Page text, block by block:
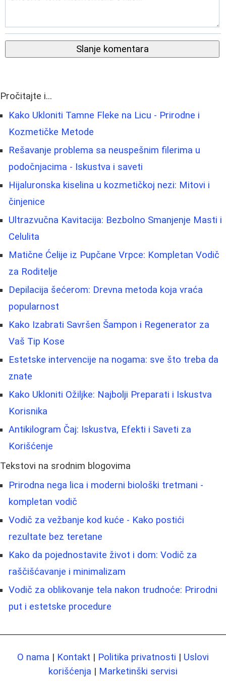
Slanje komentara
Pročitajte i...
Kako Ukloniti Tamne Fleke na Licu - Prirodne i
Kozmetičke Metode
Rešavanje problema sa neuspešnim filerima u
podočnjacima - Iskustva i saveti
Hijaluronska kiselina u kozmetičkoj nezi: Mitovi i
činjenice
Ultrazvučna Kavitacija: Bezbolno Smanjenje Masti i
Celulita
Matične Ćelije iz Pupčane Vrpce: Kompletan Vodič
za Roditelje
Depilacija šećerom: Drevna metoda koja vraća
popularnost
Kako Izabrati Savršen Šampon i Regenerator za
Vaš Tip Kose
Estetske intervencije na nogama: sve što treba da
znate
Kako Ukloniti Ožiljke: Najbolji Preparati i Iskustva
Korisnika
Antikilogram Čaj: Iskustva, Efekti i Saveti za
Korišćenje
Tekstovi na srodnim blogovima
Prirodna nega lica i moderni biološki tretmani -
kompletan vodič
Vodič za vežbanje kod kuće - Kako postići
rezultate bez teretane
Kako da pojednostavite život i dom: Vodič za
raščišćavanje i minimalizam
Vodič za oblikovanje tela nakon trudnoće: Prirodni
put i estetske procedure
O nama | Kontakt | Politika privatnosti | Uslovi
korišćenja | Marketinški servisi